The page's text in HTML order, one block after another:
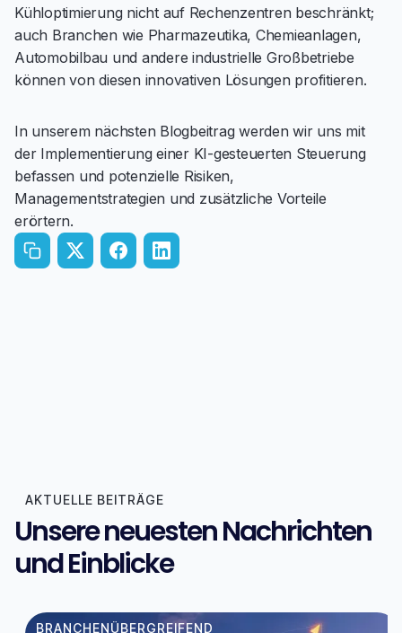
Kühloptimierung nicht auf Rechenzentren beschränkt;
auch Branchen wie Pharmazeutika, Chemieanlagen,
Automobilbau und andere industrielle Großbetriebe
können von diesen innovativen Lösungen profitieren.
In unserem nächsten Blogbeitrag werden wir uns mit
der Implementierung einer KI-gesteuerten Steuerung
befassen und potenzielle Risiken,
Managementstrategien und zusätzliche Vorteile
erörtern.
AKTUELLE BEITRÄGE
Unsere neuesten Nachrichten
und Einblicke
BRANCHENÜBERGREIFEND